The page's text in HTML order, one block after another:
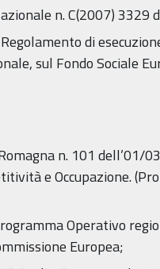
n. C(2007)
di
sul Fondo Sociale
n. 101 dell’01/
e Occupazione.
Operativo
Europea;